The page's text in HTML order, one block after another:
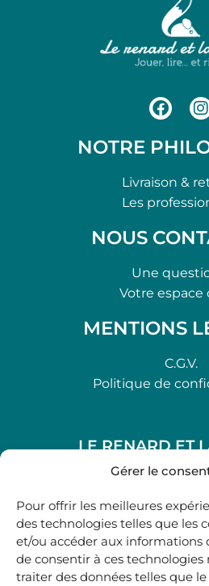
Gérer le
Pour offrir les meilleures
des technologies telles que les
et/ou accéder aux informations
de consentir à ces
traiter des données telles que
NOTRE
Livraison &
Les
NOUS
Une
Votre espace
MENTIONS
C.G.V.
Politique de
LE RENARD ET
48, rue Maubec
05 40 41
.
MARDI AU